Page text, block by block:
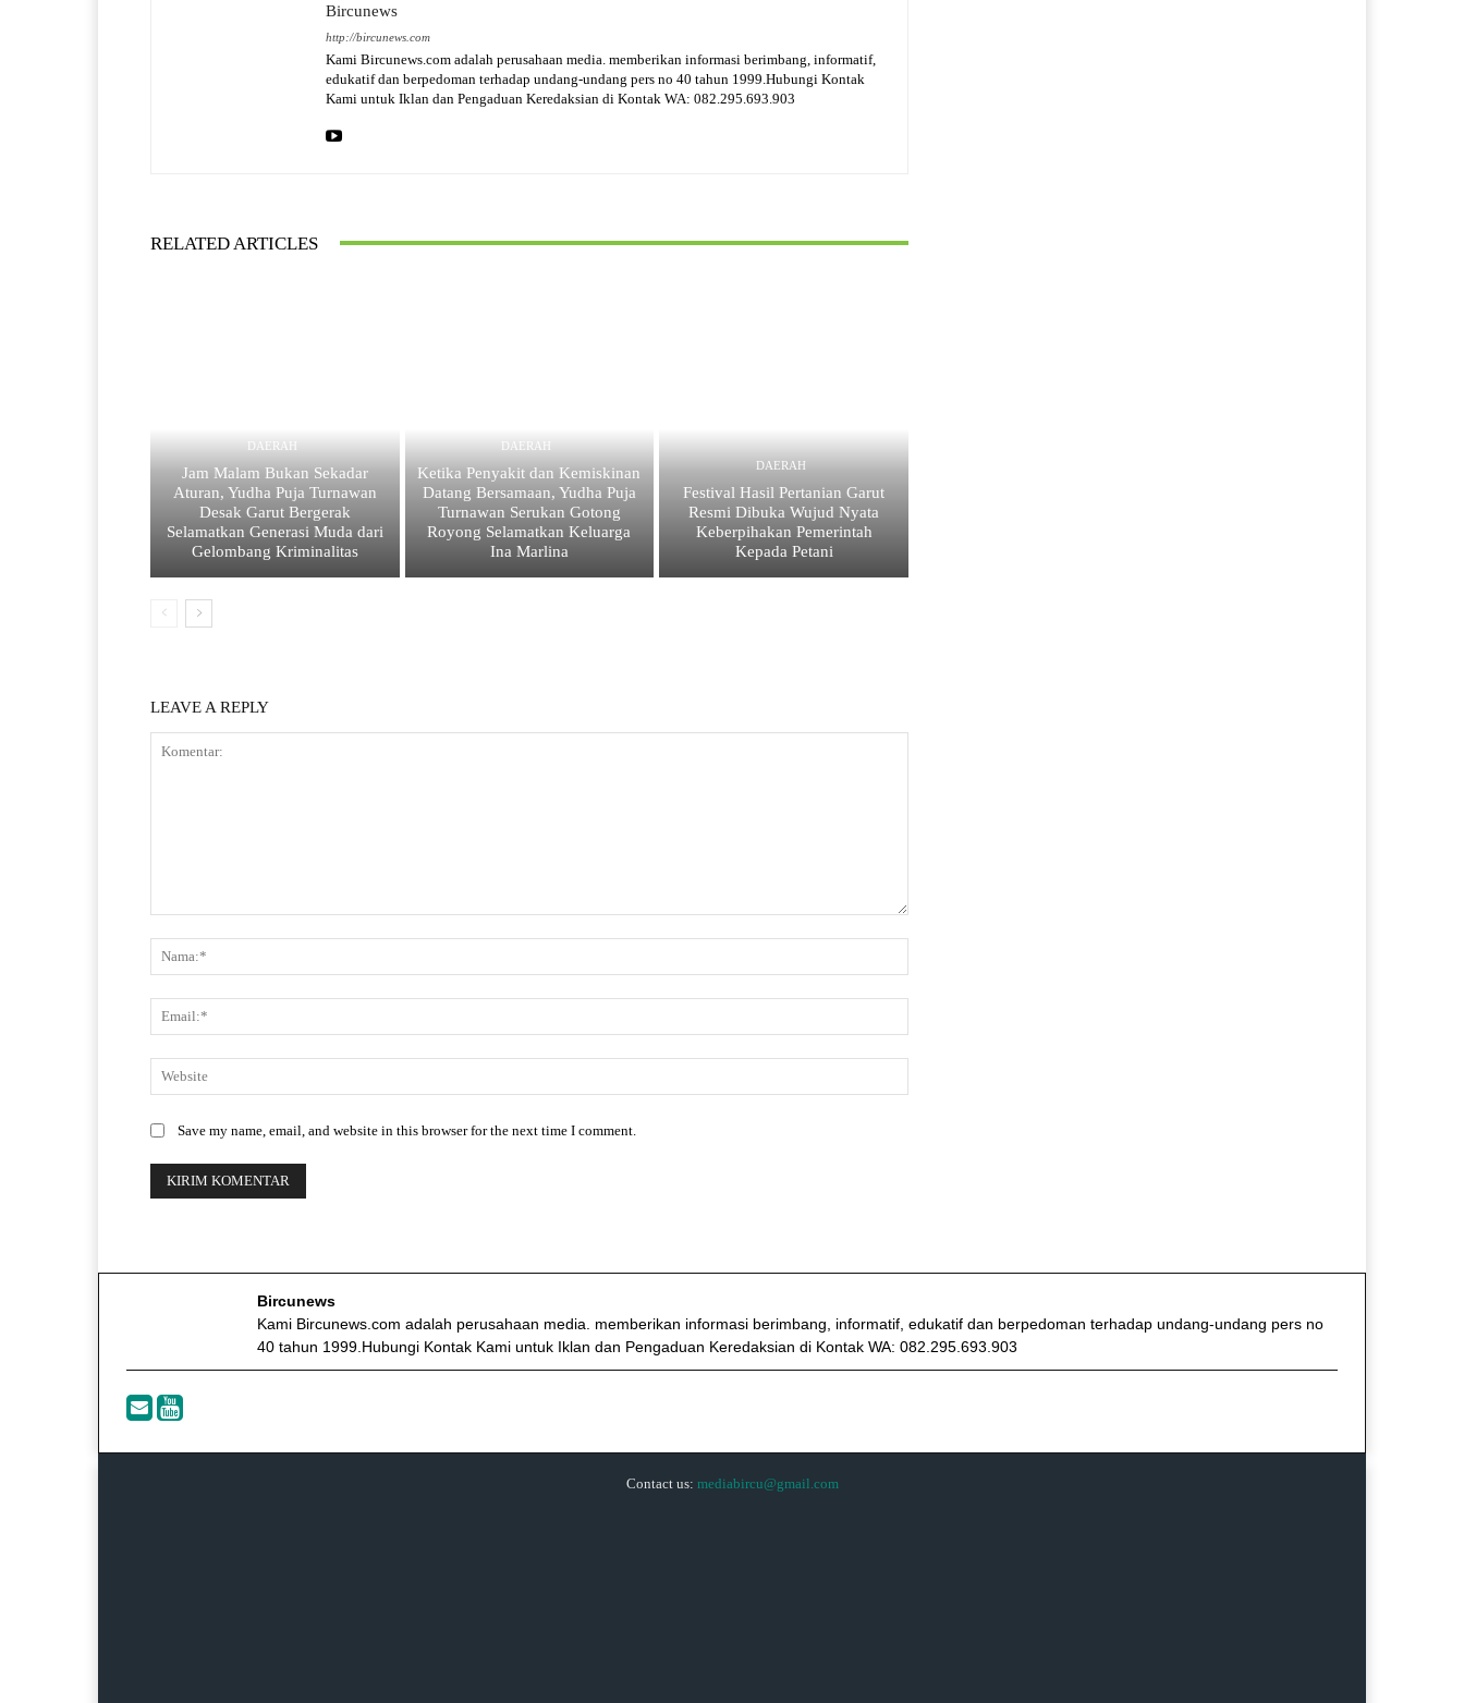
Bircunews
http://bircunews.com
Kami Bircunews.com adalah perusahaan media. memberikan informasi berimbang, informatif,
edukatif dan berpedoman terhadap undang-undang pers no 40 tahun 1999.Hubungi Kontak
Kami untuk Iklan dan Pengaduan Keredaksian di Kontak WA: 082.295.693.903
RELATED ARTICLES
DAERAH
Jam Malam Bukan Sekadar
Aturan, Yudha Puja Turnawan
Desak Garut Bergerak
Selamatkan Generasi Muda dari
Gelombang Kriminalitas
DAERAH
Ketika Penyakit dan Kemiskinan
Datang Bersamaan, Yudha Puja
Turnawan Serukan Gotong
Royong Selamatkan Keluarga
Ina Marlina
DAERAH
Festival Hasil Pertanian Garut
Resmi Dibuka Wujud Nyata
Keberpihakan Pemerintah
Kepada Petani
LEAVE A REPLY
Save my name, email, and website in this browser for the next time I comment.
Bircunews
Kami Bircunews.com adalah perusahaan media. memberikan informasi berimbang, informatif, edukatif dan berpedoman terhadap undang-undang pers no
40 tahun 1999.Hubungi Kontak Kami untuk Iklan dan Pengaduan Keredaksian di Kontak WA: 082.295.693.903
Contact us: mediabircu@gmail.com